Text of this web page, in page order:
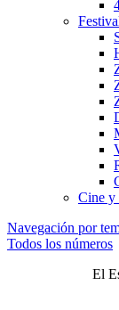
Cine y
Navegación por
Todos los números
El